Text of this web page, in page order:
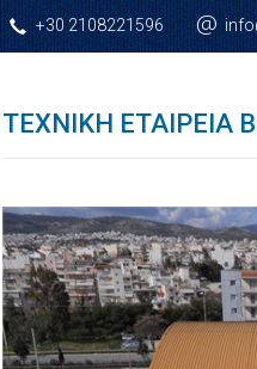
+30 2108221596 @
ΤΕΧΝΙΚΉ ΕΤΑΙΡΕΊΑ